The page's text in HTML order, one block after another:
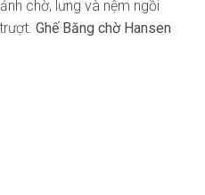
chờ, lưng và nệm ngồi
Ghế Băng chờ Hansen